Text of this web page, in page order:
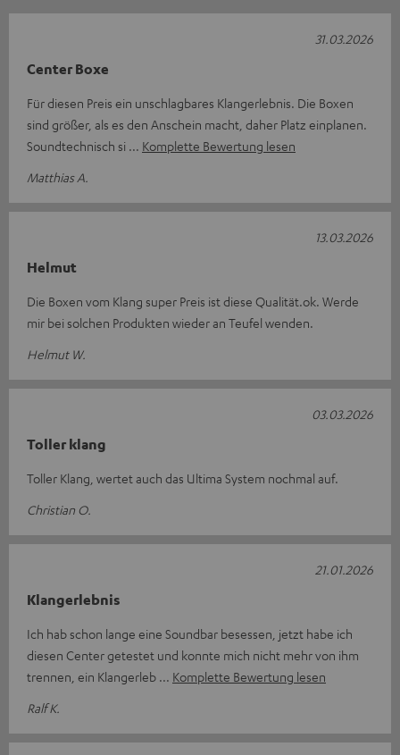
Center Boxe
Für diesen Preis ein unschlagbares Klangerlebnis. Die Boxen
sind größer, als es den Anschein macht, daher Platz einplanen.
Soundtechnisch si
Komplette Bewertung lesen
Matthias A.
31.03.2026
Helmut
Die Boxen vom Klang super Preis ist diese Qualität.ok. Werde
mir bei solchen Produkten wieder an Teufel wenden.
Helmut W.
13.03.2026
Toller klang
Toller Klang, wertet auch das Ultima System nochmal auf.
Christian O.
03.03.2026
Klangerlebnis
Ich hab schon lange eine Soundbar besessen, jetzt habe ich
diesen Center getestet und konnte mich nicht mehr von ihm
trennen, ein Klangerleb
Komplette Bewertung lesen
Ralf K.
21.01.2026